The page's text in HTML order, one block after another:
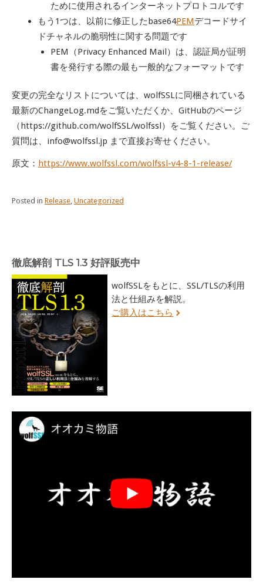
ために使用されるインターネットプロトコルです
もう1つは、以前に修正したbase64PEMデコードサイ
ドチャネルの脆弱性に関する問題です
PEM（Privacy Enhanced Mail）は、認証局が証明
書を発行する際の最も一般的なフォーマットです
変更の完全なリストについては、wolfSSLに同梱されている
最新のChangeLog.mdをご覧いただくか、GitHubのページ
（https://github.com/wolfSSL/wolfssl）をご覧ください。ご
質問は、info@wolfssl.jp まで直接お寄せください。
原文： https://www.wolfssl.com/wolfssl-v4-8-1-release/
Posted in Release, Uncategorized
徹底解剖 TLS 1.3 好評販売中
wolfSSLをもとに、SSL/TLSの利用
法と仕組みを解説。
ご購入はこちら